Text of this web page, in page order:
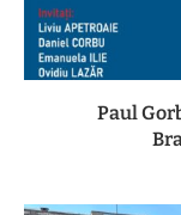
Paul